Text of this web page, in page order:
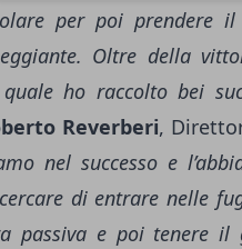
per poi prendere
Oltre della
ho raccolto bei
Reverberi,
nel successo e
di entrare nelle
passiva e poi tenere il